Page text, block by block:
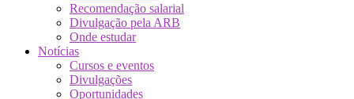
Recomendação salarial
Divulgação pela ARB
Onde estudar
Notícias
Cursos e eventos
Divulgações
Oportunidades